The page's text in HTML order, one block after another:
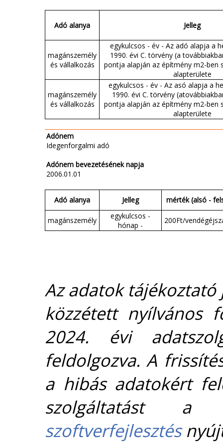
Adó alanya Jelleg
magánszemély
és vállalkozás
egykulcsos - év - Az adó alapja a
1990. évi C. törvény (a
pontja alapján az építmény m2-ben
alapterülete
magánszemély
és vállalkozás
egykulcsos - év - Az asó alapja a
1990. évi C. törvény
pontja alapján az építmény m2-ben
alapterülete
Adónem
Idegenforgalmi adó
Adónem bevezetésének napja
2006.01.01
Adó alanya Jelleg mérték (alsó -
magánszemély
egykulcsos -
hónap -
200Ft/
Az adatok
közzétett nyílvános
2024. évi
feldolgozva. A
a hibás adatokért
szolgáltatást
szoftverfejlesztés